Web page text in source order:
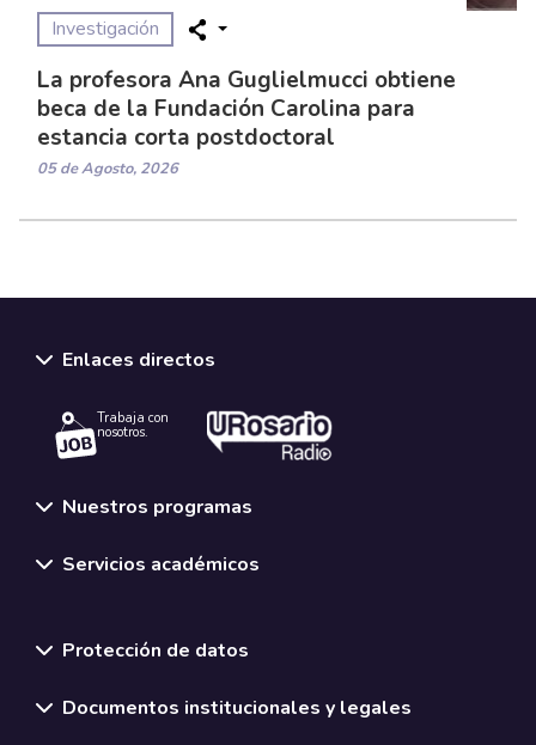
Investigación
La profesora Ana Guglielmucci obtiene
beca de la Fundación Carolina para
estancia corta postdoctoral
05 de Agosto, 2026
Enlaces directos
Trabaja con
nosotros.
Nuestros programas
Servicios académicos
Protección de datos
Documentos institucionales y legales